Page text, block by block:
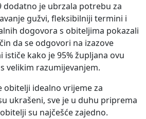
dodatno je ubrzala potrebu za
gužvi, fleksibilniji termini i
dogovora s obiteljima pokazali
da se odgovori na izazove
ističe kako je 95% župljana ovu
velikim razumijevanjem.
obitelji idealno vrijeme za
ukrašeni, sve je u duhu priprema
su najčešće zajedno.